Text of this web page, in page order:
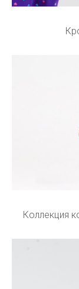
Коллекция